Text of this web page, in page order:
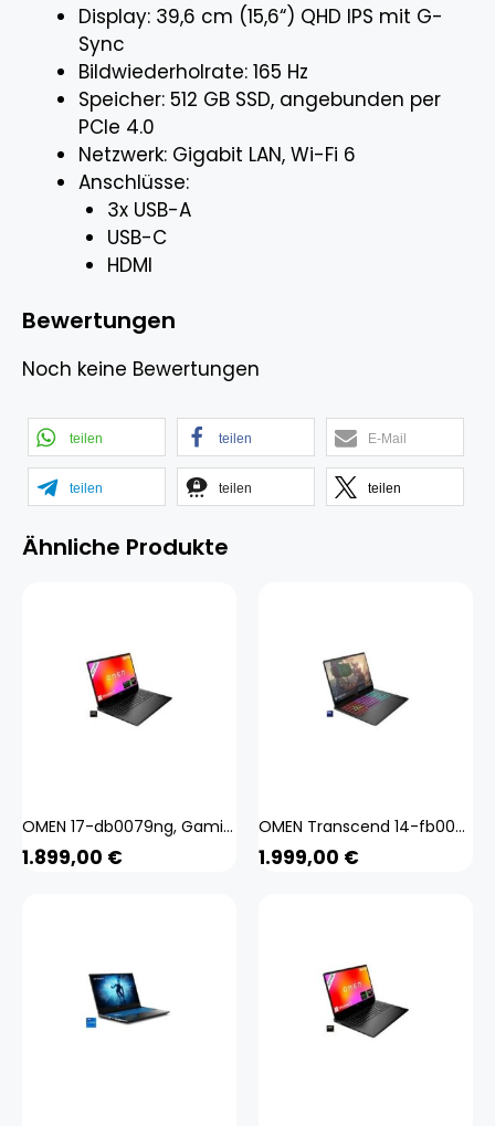
Display: 39,6 cm (15,6“) QHD IPS mit G-
Sync
Bildwiederholrate: 165 Hz
Speicher: 512 GB SSD, angebunden per
PCIe 4.0
Netzwerk: Gigabit LAN, Wi-Fi 6
Anschlüsse:
3x USB-A
USB-C
HDMI
Bewertungen
Noch keine Bewertungen
teilen teilen E-Mail
teilen teilen teilen
Ähnliche Produkte
OMEN 17-db0079ng, Gaming-Notebook
1.899,00 €
OMEN Transcend 14-fb0073ng, Gaming-Notebook
1.999,00 €